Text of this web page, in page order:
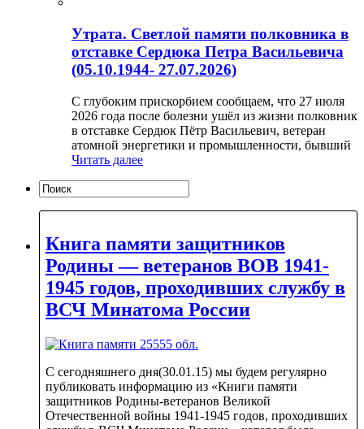
Утрата. Светлой памяти полковника в
отставке Сердюка Петра Васильевича
(05.10.1944- 27.07.2026)
С глубоким прискорбием сообщаем, что 27 июля
2026 года после болезни ушёл из жизни полковник
в отставке Сердюк Пётр Васильевич, ветеран
атомной энергетики и промышленности, бывший
Читать далее
Книга памяти защитников
Родины — ветеранов ВОВ 1941-
1945 годов, проходивших службу в
ВСЧ Минатома России
С сегодняшнего дня(30.01.15) мы будем регулярно
публиковать информацию из «Книги памяти
защитников Родины-ветеранов Великой
Отечественной войны 1941-1945 годов, проходивших